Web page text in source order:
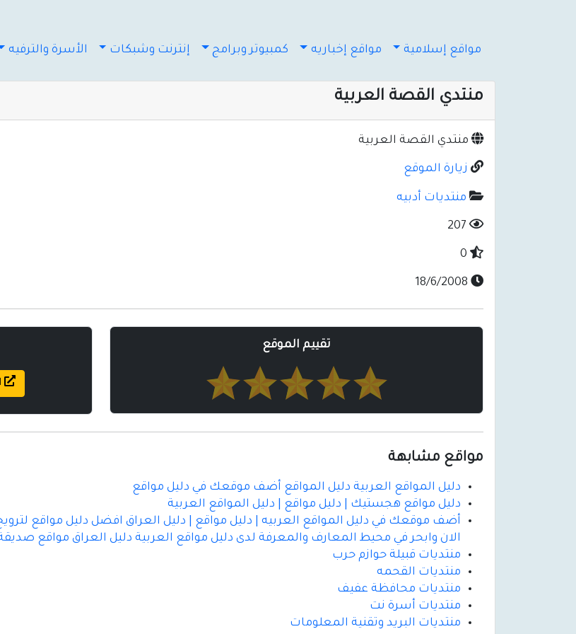
مواقع إسلامية مواقع إخباريه كمبيوتر وبرامج إنترنت وشبكات الأسرة والترفيه
منتدي القصة العربية
منتدي القصة العربية
زيارة الموقع
منتديات أدبيه
تقييم الموقع
مواقع مشابهة
دليل المواقع العربية دليل المواقع أضف موقعك في دليل مواقع
دليل مواقع هجستيك | دليل مواقع | دليل المواقع العربية
أضف موقعك في دليل المواقع العربيه | دليل مواقع | دليل العراق افضل دليل مواقع
الان وابحر في محيط المعارف والمعرفة لدى دليل مواقع العربية دليل العراق مواقع
منتديات قبيلة حوازم حرب
منتديات القحمه
منتديات محافظة عفيف
منتديات أسرة نت
منتديات البريد وتقنية المعلومات